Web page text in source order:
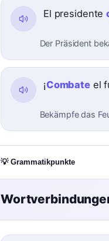
El presidente
Der Präsident
¡Combateel
Bekämpfe das
💡 Grammatikpunkte